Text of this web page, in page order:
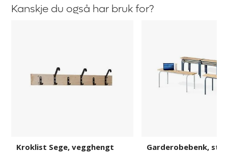
Kanskje du også har bruk for?
Kroklist Sege, vegghengt
Garderobebenk,